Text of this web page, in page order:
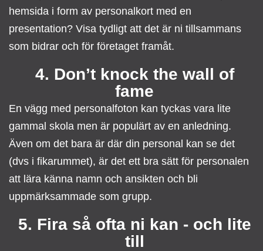
hemsida i form av personalkort med en
presentation? Visa tydligt att det är ni tillsammans
som bidrar och för företaget framåt.
4. Don’t knock the wall of
fame
En vägg med personalfoton kan tyckas vara lite
gammal skola men är populärt av en anledning.
Även om det bara är där din personal kan se det
(dvs i fikarummet), är det ett bra sätt för personalen
att lära känna namn och ansikten och bli
uppmärksammade som grupp.
5. Fira så ofta ni kan - och lite
till